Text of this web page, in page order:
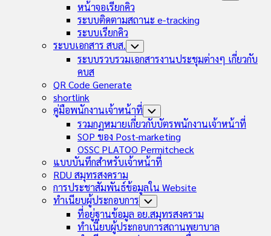
หน้าจอเรียกคิว
ระบบติดตามสถานะ e-tracking
ระบบเรียกคิว
ระบบเอกสาร สบส. Toggle
Child
Menu
ระบบรวบรวมเอกสารงานประชุมต่างๆ เกี่ยวกับ
คบส
QR Code Generate
shortlink
คู่มือพนักงานเจ้าหน้าที่ Toggle
Child
Menu
รวมกฏหมายเกี่ยวกับบัตรพนักงานเจ้าหน้าที่
SOP ของ Post-marketing
OSSC PLATOO Permitcheck
แบบบันทึกสำหรับเจ้าหน้าที่
RDU สมุทรสงคราม
การประชาสัมพันธ์ข้อมูลใน Website
ทำเนียบผู้ประกอบการ Toggle
Child
Menu
ที่อยู่ฐานข้อมูล อย.สมุทรสงคราม
ทำเนียบผู้ประกอบการสถานพยาบาล